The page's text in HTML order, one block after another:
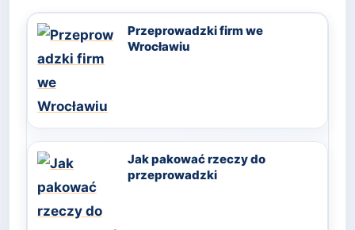
Przeprowadzki firm we
Wrocławiu
Jak pakować rzeczy do
przeprowadzki